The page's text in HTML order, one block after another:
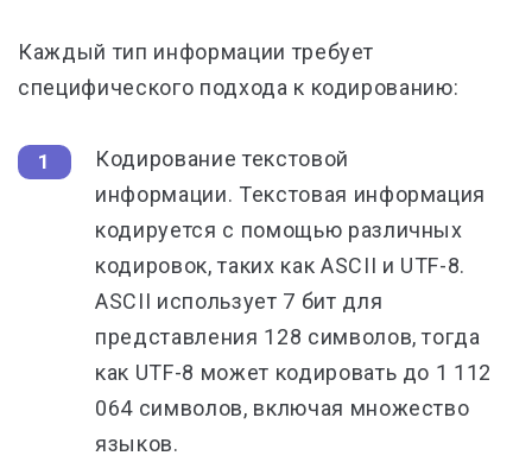
Каждый тип информации требует
специфического подхода к кодированию:
Кодирование текстовой
информации. Текстовая информация
кодируется с помощью различных
кодировок, таких как ASCII и UTF-8.
ASCII использует 7 бит для
представления 128 символов, тогда
как UTF-8 может кодировать до 1 112
064 символов, включая множество
языков.